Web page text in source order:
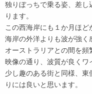
独りぼっちで乗る姿、差し
ります。
この西海岸にも１か月ほ
海岸の外洋よりも波が強く
オーストラリアとの間を頻
映像の通り、波質が良くワ
少し趣のある街と同様、
りには良いと思います。